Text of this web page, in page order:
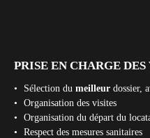
PRISE EN CHARGE
Sélection dumeilleur dossier,
Organisation des visites
Organisation du départ du
Respect des mesures sanitaires